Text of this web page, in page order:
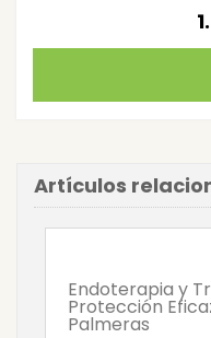
Artículos
Endoterapia y
Protección
Palmeras